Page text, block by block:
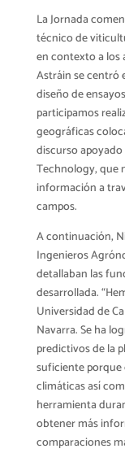
La Jornada
técnico de
en contexto a los
Astráin se centró
diseño de
participamos
geográficas
discurso
Technology, que
información a
campos.
A continuación,
Ingenieros
detallaban las
desarrollada.
Universidad de
Navarra. Se ha
predictivos de la
suficiente
climáticas así
herramienta
obtener más
comparaciones